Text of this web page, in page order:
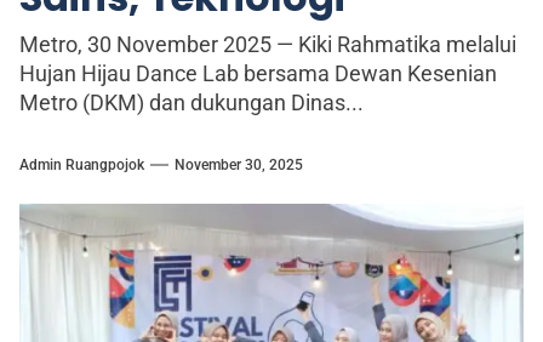
Metro, 30 November 2025 — Kiki Rahmatika melalui
Hujan Hijau Dance Lab bersama Dewan Kesenian
Metro (DKM) dan dukungan Dinas...
Admin Ruangpojok November 30, 2025